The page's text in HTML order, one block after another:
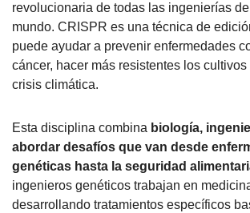
revolucionaria de todas las ingenierías
mundo. CRISPR es una técnica de
puede ayudar a prevenir enfermedades
cáncer, hacer más resistentes los cultivos
crisis climática.
Esta disciplina combina biología,
abordar desafíos que van desde
genéticas hasta la seguridad
ingenieros genéticos trabajan en
desarrollando tratamientos específicos